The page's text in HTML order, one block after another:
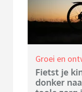
Groei en
Fietst je
donker